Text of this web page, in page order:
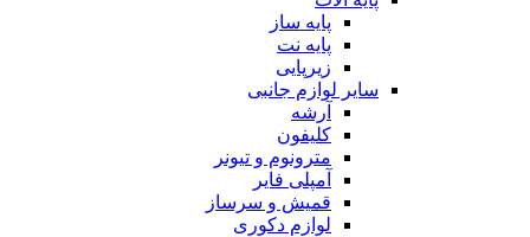
پایه ساز
پایه نت
زیرپایی
سایر لوازم جانبی
آرشه
کلیفون
مترونوم و تیونر
آمپلی فایر
قمیش و سرساز
لوازم دکوری